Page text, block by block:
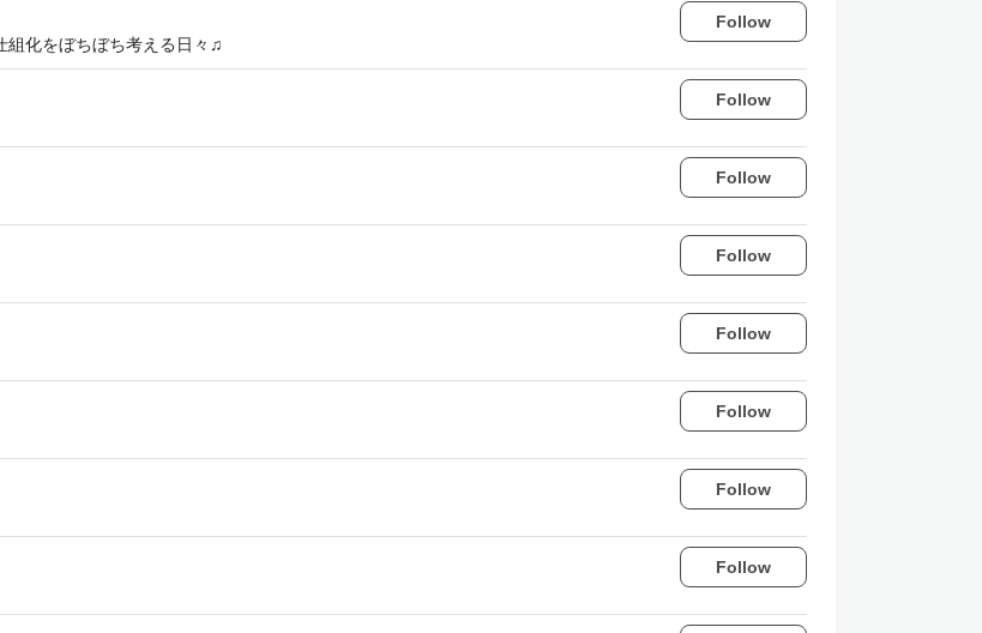
組化をぼちぼち考える日々♫
Follow
Follow
Follow
Follow
Follow
Follow
Follow
Follow